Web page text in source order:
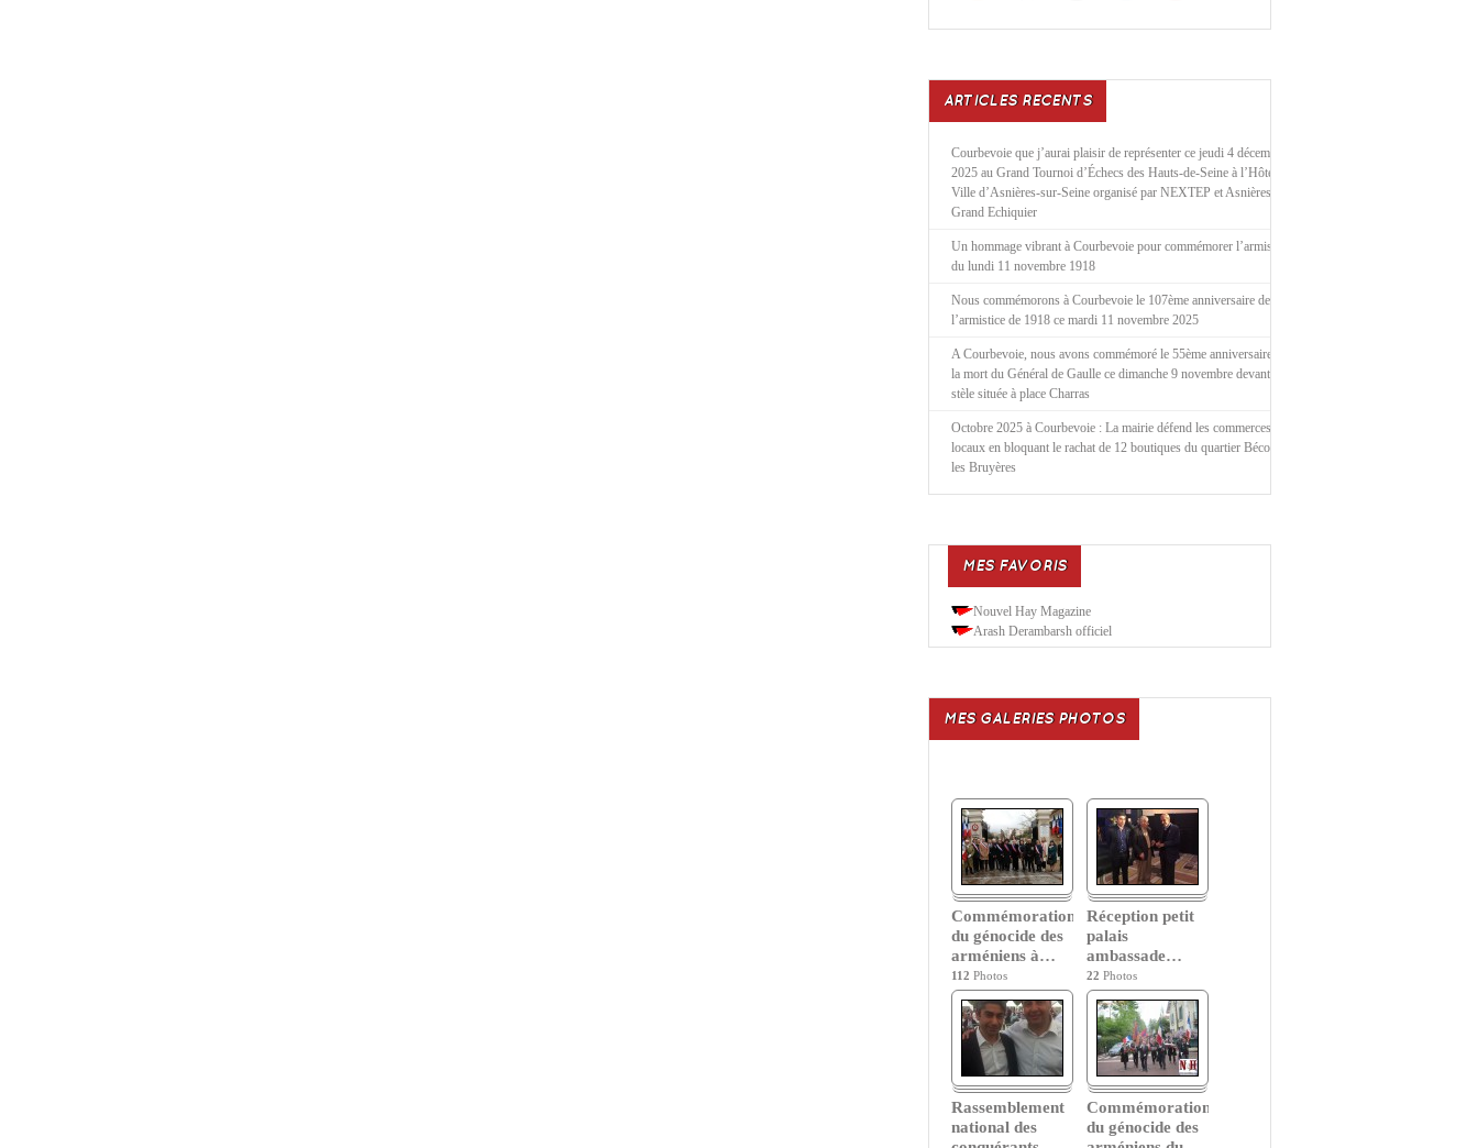
ARTICLES RECENTS
Courbevoie que j’aurai plaisir de représenter ce jeudi 4 décembre
2025 au Grand Tournoi d’Échecs des Hauts-de-Seine à l’Hôtel de
Ville d’Asnières-sur-Seine organisé par NEXTEP et Asnières le
Grand Echiquier
Un hommage vibrant à Courbevoie pour commémorer l’armistice
du lundi 11 novembre 1918
Nous commémorons à Courbevoie le 107ème anniversaire de
l’armistice de 1918 ce mardi 11 novembre 2025
A Courbevoie, nous avons commémoré le 55ème anniversaire de
la mort du Général de Gaulle ce dimanche 9 novembre devant la
stèle située à place Charras
Octobre 2025 à Courbevoie : La mairie défend les commerces
locaux en bloquant le rachat de 12 boutiques du quartier Bécon
les Bruyères
MES FAVORIS
Nouvel Hay Magazine
Arash Derambarsh officiel
MES GALERIES PHOTOS
Commémoration
du génocide des
arméniens à…
112 Photos
Réception petit
palais
ambassade…
22 Photos
Rassemblement
national des
Commémoration
du génocide des